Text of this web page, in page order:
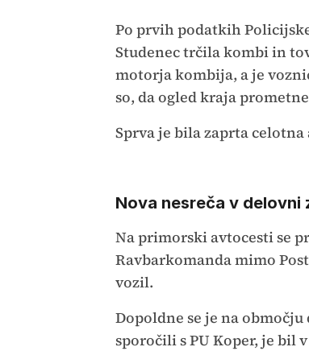
Po prvih podatkih
Studenec trčila kombi in
motorja kombija, a je
so, da ogled kraja
Sprva je bila zaprta
Nova nesreča v delovni
Na primorski avtocesti se
Ravbarkomanda mimo
vozil.
Dopoldne se je na
sporočili s PU Koper, je bil